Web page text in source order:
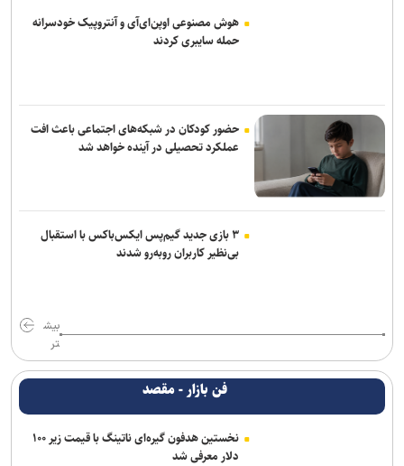
هوش مصنوعی اوپن‌ای‌آی و آنتروپیک خودسرانه
حمله سایبری کردند
حضور کودکان در شبکه‌های اجتماعی باعث افت
عملکرد تحصیلی در آینده خواهد شد
۳ بازی جدید گیم‌پس ایکس‌باکس با استقبال
بی‌نظیر کاربران روبه‌رو شدند
بیش
تر
فن بازار - مقصد
نخستین هدفون گیره‌ای ناتینگ با قیمت زیر ۱۰۰
دلار معرفی شد